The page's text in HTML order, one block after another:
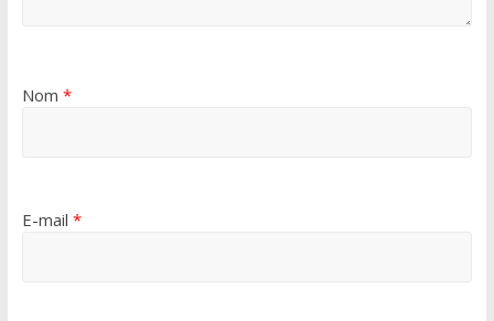
Nom *
E-mail *